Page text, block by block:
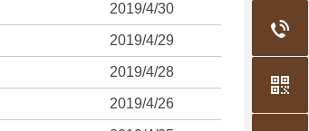
2019/4/30
2019/4/29
2019/4/28
2019/4/26